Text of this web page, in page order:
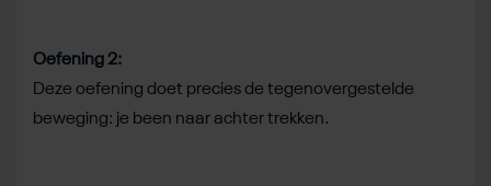
Oefening 2:
Deze oefening doet precies de tegenovergestelde
beweging: je been naar achter trekken.